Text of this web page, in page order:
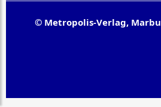
© Metropolis-Verlag,